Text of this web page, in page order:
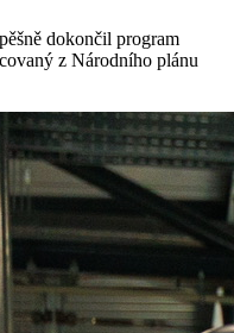
dokončil program
z Národního plánu